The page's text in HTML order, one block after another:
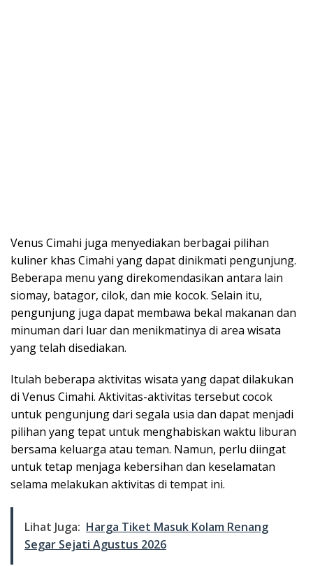
Venus Cimahi juga menyediakan berbagai pilihan
kuliner khas Cimahi yang dapat dinikmati pengunjung.
Beberapa menu yang direkomendasikan antara lain
siomay, batagor, cilok, dan mie kocok. Selain itu,
pengunjung juga dapat membawa bekal makanan dan
minuman dari luar dan menikmatinya di area wisata
yang telah disediakan.
Itulah beberapa aktivitas wisata yang dapat dilakukan
di Venus Cimahi. Aktivitas-aktivitas tersebut cocok
untuk pengunjung dari segala usia dan dapat menjadi
pilihan yang tepat untuk menghabiskan waktu liburan
bersama keluarga atau teman. Namun, perlu diingat
untuk tetap menjaga kebersihan dan keselamatan
selama melakukan aktivitas di tempat ini.
Lihat Juga: Harga Tiket Masuk Kolam Renang
Segar Sejati Agustus 2026